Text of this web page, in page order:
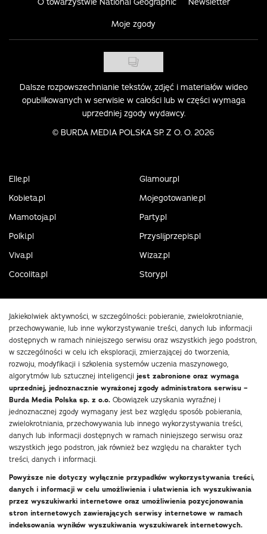
Moje zgody
Dalsze rozpowszechnianie tekstów, zdjęć i materiałów wideo
opublikowanych w serwisie w całości lub w części wymaga
uprzedniej zgody wydawcy.
© BURDA MEDIA POLSKA SP. Z O. O. 2026
Elle.pl
Glamour.pl
Kobieta.pl
Mojegotowanie.pl
Mamotoja.pl
Party.pl
Polki.pl
Przyslijprzepis.pl
Viva.pl
Wizaz.pl
Cocolita.pl
Story.pl
Jakiekolwiek aktywności, w szczególności: pobieranie, zwielokrotnianie,
przechowywanie, lub inne wykorzystywanie treści, danych lub informacji
dostępnych w ramach niniejszego serwisu oraz wszystkich jego podstron,
w szczególności w celu ich eksploracji, zmierzającej do tworzenia,
rozwoju, modyfikacji i szkolenia systemów uczenia maszynowego,
algorytmów lub sztucznej inteligencji jest zabronione oraz wymaga
uprzedniej, jednoznacznie wyrażonej zgody administratora serwisu –
Burda Media Polska sp. z o.o. Obowiązek uzyskania wyraźnej i
jednoznacznej zgody wymagany jest bez względu sposób pobierania,
zwielokrotniania, przechowywania lub innego wykorzystywania treści,
danych lub informacji dostępnych w ramach niniejszego serwisu oraz
wszystkich jego podstron, jak również bez względu na charakter tych
treści, danych i informacji.
Powyższe nie dotyczy wyłącznie przypadków wykorzystywania treści,
danych i informacji w celu umożliwienia i ułatwienia ich wyszukiwania
przez wyszukiwarki internetowe oraz umożliwienia pozycjonowania
stron internetowych zawierających serwisy internetowe w ramach
indeksowania wyników wyszukiwania wyszukiwarek internetowych.